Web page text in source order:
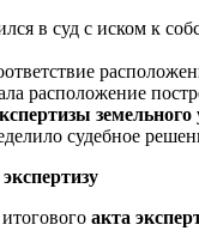
в суд с иском к
расположение
земельного
судебное
акта